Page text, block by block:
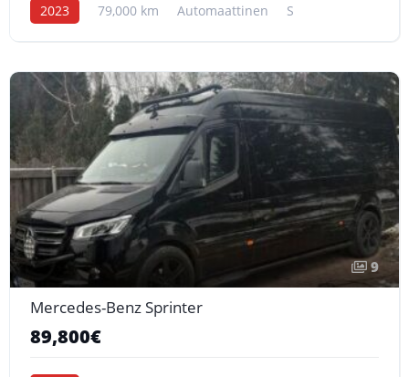
2023 79,000 km Automaattinen S
9
Mercedes-Benz Sprinter
89,800€